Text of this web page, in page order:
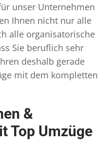
unser Unternehmen
Ihnen nicht nur alle
alle organisatorische
Sie beruflich sehr
deshalb gerade
mit dem kompletten
&
Top Umzüge